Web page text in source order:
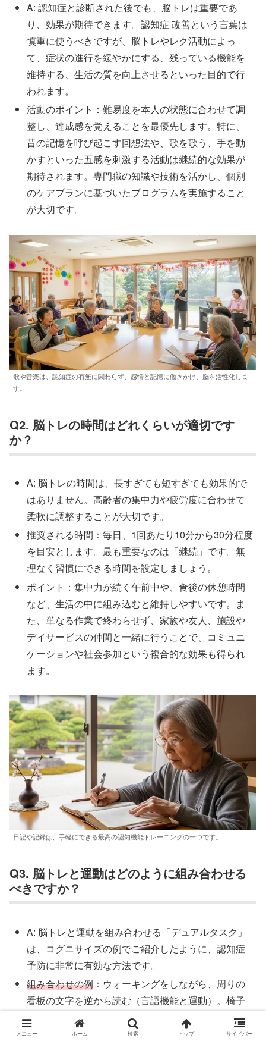
A: 認知症と診断された後でも、脳トレは重要であ
り、効果が期待できます。認知症 改善という言葉は
慎重に使うべきですが、脳トレやレク活動によっ
て、症状の進行を緩やかにする、残っている機能を
維持する、生活の質を向上させるといった目的で行
われます。
活動のポイント：難易度を本人の状態に合わせて調
整し、達成感を覚えることを最優先します。特に、
昔の記憶を呼び起こす回想法や、歌を歌う、手を動
かすといった五感を刺激する活動は継続的な効果が
期待されます。専門職の知識や技術を活かし、個別
のケアプランに基づいたプログラムを実施すること
が大切です。
歌や音楽は、認知症の有無に関わらず、感情と記憶に働きかけ、脳を活性化しま
す。
Q2. 脳トレの時間はどれくらいが適切です
か？
A: 脳トレの時間は、長すぎても短すぎても効果的で
はありません。高齢者の集中力や疲労度に合わせて
柔軟に調整することが大切です。
推奨される時間：毎日、1回あたり10分から30分程度
を目安とします。最も重要なのは「継続」です。無
理なく習慣にできる時間を設定しましょう。
ポイント：集中力が続く午前中や、食後の休憩時間
など、生活の中に組み込むと維持しやすいです。ま
た、単なる作業で終わらせず、家族や友人、施設や
デイサービスの仲間と一緒に行うことで、コミュニ
ケーションや社会参加という複合的な効果も得られ
ます。
日記や記録は、手軽にできる最高の認知機能トレーニングの一つです。
Q3. 脳トレと運動はどのように組み合わせる
べきですか？
A: 脳トレと運動を組み合わせる「デュアルタスク」
は、コグニサイズの例でご紹介したように、認知症
予防に非常に有効な方法です。
組み合わせの例 ：ウォーキングをしながら、周りの
看板の文字を逆から読む（言語機能と運動）。椅子
に座って歌を歌うのに合わせて、手と足で異なるリ
ズムを取って動かす（注意力と遂行機能）。
メニュー ホーム 検索 トップ サイドバー